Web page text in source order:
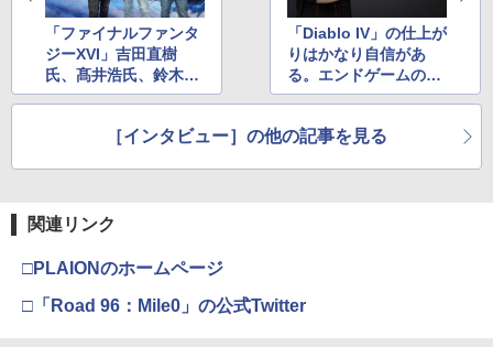
「ファイナルファンタ
ジーXVI」吉田直樹
氏、髙井浩氏、鈴木良
太氏インタビュー
「Diablo IV」の仕上が
りはかなり自信があ
る。エンドゲームの詳
細も聞けた開発者イン
［インタビュー］の他の記事を見る
関連リンク
□PLAIONのホームページ
□「Road 96：Mile0」の公式Twitter